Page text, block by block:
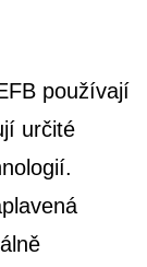
používají
určité